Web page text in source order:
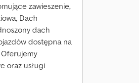
zawieszenie,
Dach
dach
dostępna na
oraz usługi